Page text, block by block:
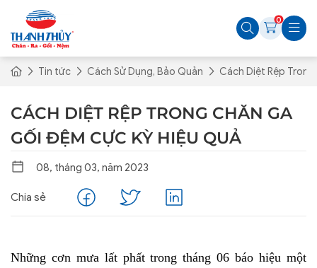
0
Tin tức Cách Sử Dụng, Bảo Quản Cách Diệt Rệp
CÁCH DIỆT RỆP TRONG CHĂN GA
GỐI ĐỆM CỰC KỲ HIỆU QUẢ
08, tháng 03, năm 2023
Chia sẻ
Những cơn mưa lất phất trong tháng 06 báo hiệu một